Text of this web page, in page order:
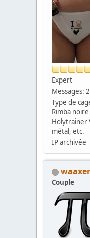
Expert
Messages:
Type de
Rimba
Holytrainer
métal, etc.
IP archivée
waaxer
Couple